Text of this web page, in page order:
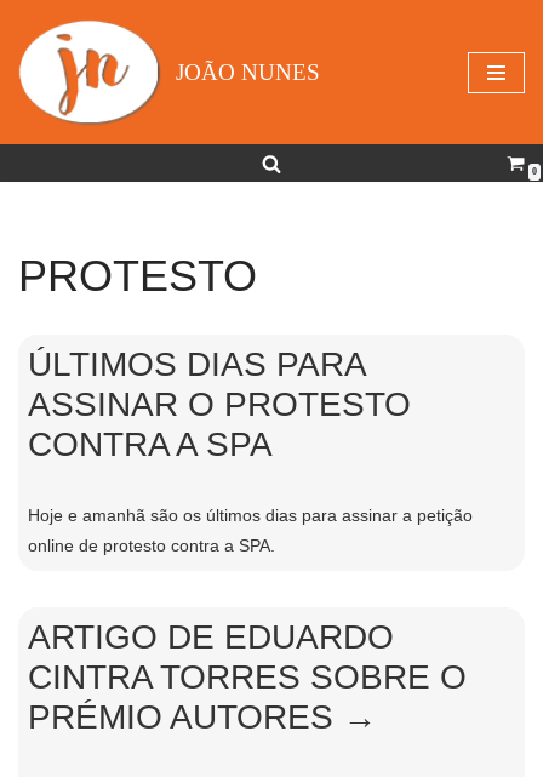
Avançar
para
JOÃO NUNES
0
PROTESTO
ÚLTIMOS DIAS PARA
ASSINAR O PROTESTO
CONTRA A SPA
Hoje e amanhã são os últimos dias para assinar a petição
online de protesto contra a SPA.
ARTIGO DE EDUARDO
CINTRA TORRES SOBRE O
PRÉMIO AUTORES →